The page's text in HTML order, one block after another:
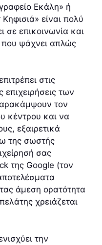
Εκάλη» ή
είναι πολύ
σε επικοινωνία και
ψάχνει απλώς
στις
επιχειρήσεις των
τον
κέντρου και να
εξαιρετικά
της σωστής
σας
της Google (τον
άμεση ορατότητα
χρειάζεται
την